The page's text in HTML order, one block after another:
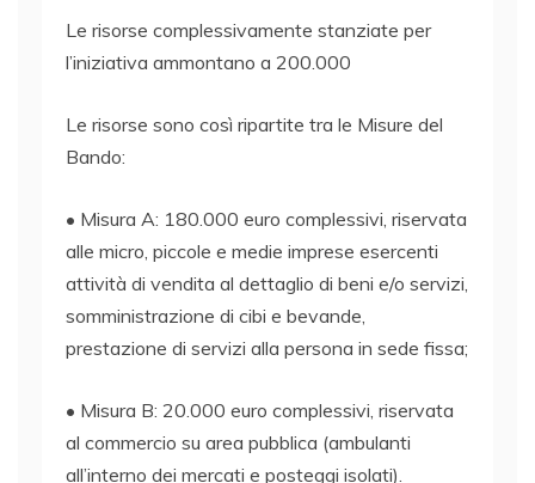
Le risorse complessivamente stanziate per
l’iniziativa ammontano a 200.000
Le risorse sono così ripartite tra le Misure del
Bando:
• Misura A: 180.000 euro complessivi, riservata
alle micro, piccole e medie imprese esercenti
attività di vendita al dettaglio di beni e/o servizi,
somministrazione di cibi e bevande,
prestazione di servizi alla persona in sede fissa;
• Misura B: 20.000 euro complessivi, riservata
al commercio su area pubblica (ambulanti
all’interno dei mercati e posteggi isolati).